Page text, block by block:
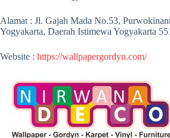
Alamat : Jl. Gajah Mada No.53,
Yogyakarta, Daerah Istimewa Yogyakarta
Website : https://wallpapergordyn.com/